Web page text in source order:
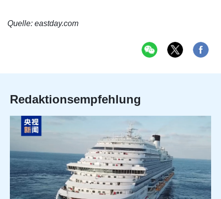
Quelle: eastday.com
Redaktionsempfehlung